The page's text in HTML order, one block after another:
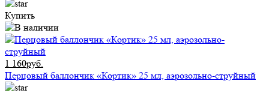
Купить
1 160руб.
Перцовый баллончик «Кортик» 25 мл, аэрозольно-струйный